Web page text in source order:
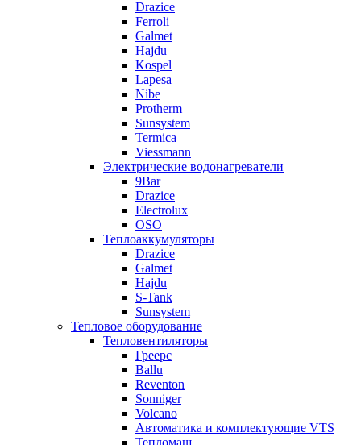
Drazice
Ferroli
Galmet
Hajdu
Kospel
Lapesa
Nibe
Protherm
Sunsystem
Termica
Viessmann
Электрические водонагреватели
9Bar
Drazice
Electrolux
OSO
Теплоаккумуляторы
Drazice
Galmet
Hajdu
S-Tank
Sunsystem
Тепловое оборудование
Тепловентиляторы
Греерс
Ballu
Reventon
Sonniger
Volcano
Автоматика и комплектующие VTS
Тепломаш